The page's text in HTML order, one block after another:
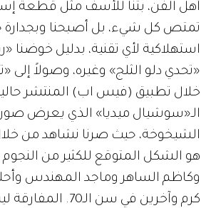
أهل الفن، بتنا للأسف مثل قطعة
تمتص كل شيء، بل أصبحنا وبجدارة
استهلاكية لأي تقنية، بدليل خوضنا
«تحدي دلو الثلج» وغيره، وصولاً إلى
خلال تطبيق (فيس اب) المنتشر
الـ«سوشيال ميديا» الذي يعرض
الشيخوخة، حيث صرنا نشاهد من
هو الشكل المتوقع للكثير من
وكاظم الساهر وماجد المهندس
كرم وآخرين في سن